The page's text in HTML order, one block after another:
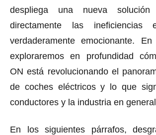
despliega una nueva
directamente las ineficiencias
verdaderamente emocionante.
exploraremos en profundidad
ON está revolucionando el
de coches eléctricos y lo que
conductores y la industria en
En los siguientes párrafos,